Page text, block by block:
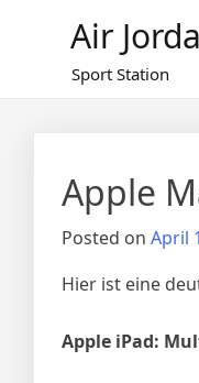
Air
Sport Station
Apple
Posted on April
Hier ist eine
Apple iPad: